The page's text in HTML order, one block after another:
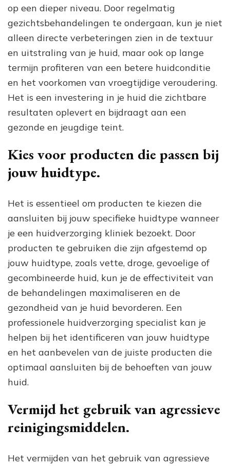
op een dieper niveau. Door regelmatig
gezichtsbehandelingen te ondergaan, kun je niet
alleen directe verbeteringen zien in de textuur
en uitstraling van je huid, maar ook op lange
termijn profiteren van een betere huidconditie
en het voorkomen van vroegtijdige veroudering.
Het is een investering in je huid die zichtbare
resultaten oplevert en bijdraagt aan een
gezonde en jeugdige teint.
Kies voor producten die passen bij
jouw huidtype.
Het is essentieel om producten te kiezen die
aansluiten bij jouw specifieke huidtype wanneer
je een huidverzorging kliniek bezoekt. Door
producten te gebruiken die zijn afgestemd op
jouw huidtype, zoals vette, droge, gevoelige of
gecombineerde huid, kun je de effectiviteit van
de behandelingen maximaliseren en de
gezondheid van je huid bevorderen. Een
professionele huidverzorging specialist kan je
helpen bij het identificeren van jouw huidtype
en het aanbevelen van de juiste producten die
optimaal aansluiten bij de behoeften van jouw
huid.
Vermijd het gebruik van agressieve
reinigingsmiddelen.
Het vermijden van het gebruik van agressieve